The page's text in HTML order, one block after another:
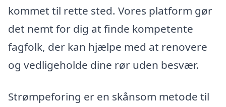
kommet til rette sted. Vores platform gør
det nemt for dig at finde kompetente
fagfolk, der kan hjælpe med at renovere
og vedligeholde dine rør uden besvær.
Strømpeforing er en skånsom metode til